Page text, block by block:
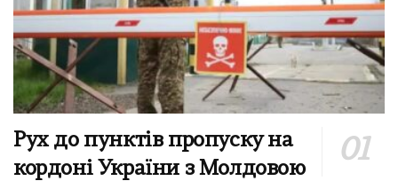
Рух до пунктів пропуску на
кордоні України з Молдовою